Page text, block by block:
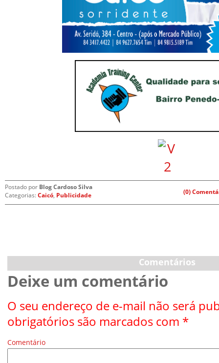
Postado por Blog Cardoso Silva
Categorias:Caicó, Publicidade (0)
Comentários
Deixe um comentário
O seu endereço de e-mail não será
obrigatórios são marcados com *
Comentário